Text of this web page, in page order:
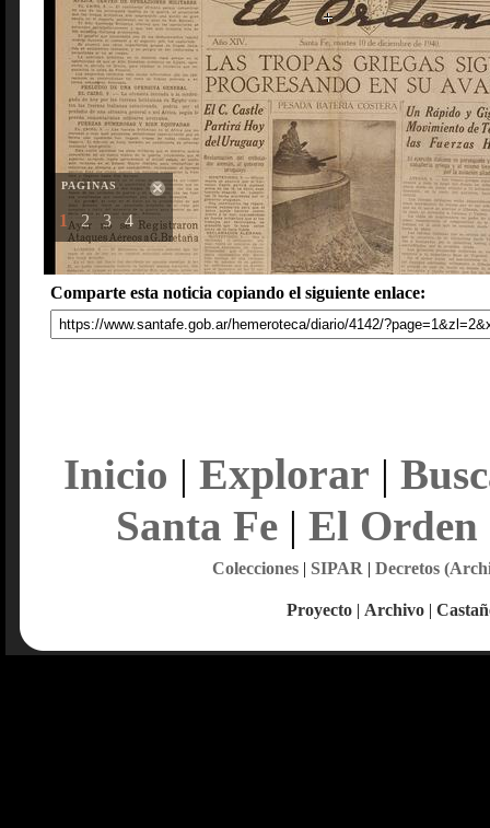
PAGINAS
1 2 3 4
Comparte esta noticia copiando el siguiente enlace:
Inicio | Explorar |
Santa Fe| El Orden
Colecciones| SIPAR | Decretos
Proyecto | Archivo |